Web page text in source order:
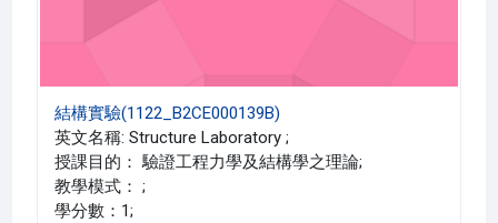
結構實驗(1122_B2CE000139B)
英文名稱: Structure Laboratory ;
授課目的： 驗證工程力學及結構學之理論;
教學模式： ;
學分數：1;